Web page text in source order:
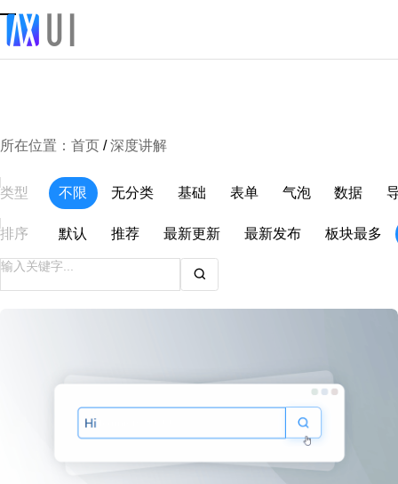
所在位置： 首页 /深度讲解
类型 不限 无分类 基础 表单 气泡 数据
排序 默认 推荐 最新更新 最新发布 板块最多